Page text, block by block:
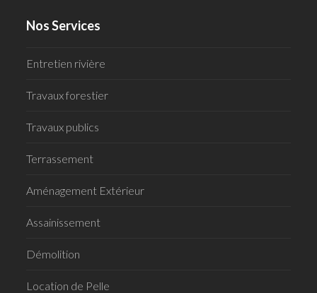
Nos Services
Entretien rivière
Travaux forestier
Travaux publics
Terrassement
Aménagement Extérieur
Assainissement
Démolition
Location de Pelle